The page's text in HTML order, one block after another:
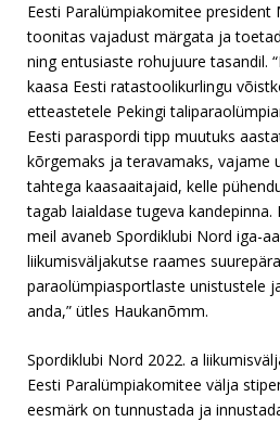
Eesti Paralümpiakomitee president
toonitas vajadust märgata ja
ning entusiaste rohujuure tasandil.
kaasa Eesti ratastoolikurlingu
etteastetele Pekingi
Eesti paraspordi tipp muutuks
kõrgemaks ja teravamaks, vajame
tahtega kaasaaitajaid, kelle
tagab laialdase tugeva
meil avaneb Spordiklubi Nord iga-
liikumisväljakutse raames
paraolümpiasportlaste unistustele
anda,” ütles Haukanõmm.
Spordiklubi Nord 2022. a
Eesti Paralümpiakomitee välja
eesmärk on tunnustada ja